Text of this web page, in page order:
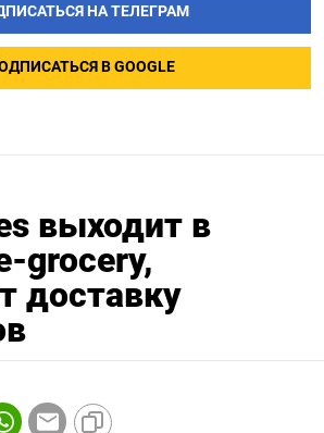
НА ТЕЛЕГРАМ
В GOOGLE
выходит в
grocery,
доставку